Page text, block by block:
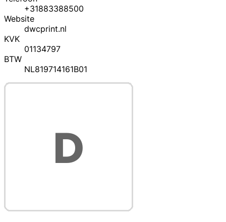
+31883388500
Website
dwcprint.nl
KVK
01134797
BTW
NL819714161B01